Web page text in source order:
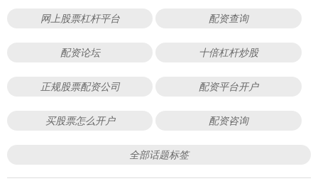
网上股票杠杆平台 配资查询
配资论坛 十倍杠杆炒股
正规股票配资公司 配资平台开户
买股票怎么开户 配资咨询
全部话题标签